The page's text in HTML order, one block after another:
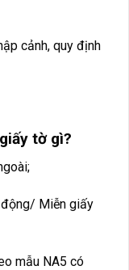
cảnh, quy định
tờ gì?
Miễn giấy
mẫu NA5 có